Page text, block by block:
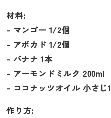
材料:
– マンゴー 1/2個
– アボカド 1/2個
– バナナ 1本
– アーモンドミルク 200ml
– ココナッツオイル 小さじ1
作り方: